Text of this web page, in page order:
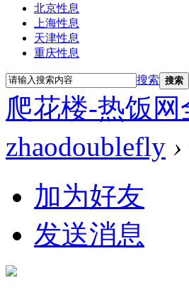
北京性息
上海性息
天津性息
重庆性息
搜索 搜索
爬花楼-热饭
zhaodoublefly ›
加为好友
发送消息